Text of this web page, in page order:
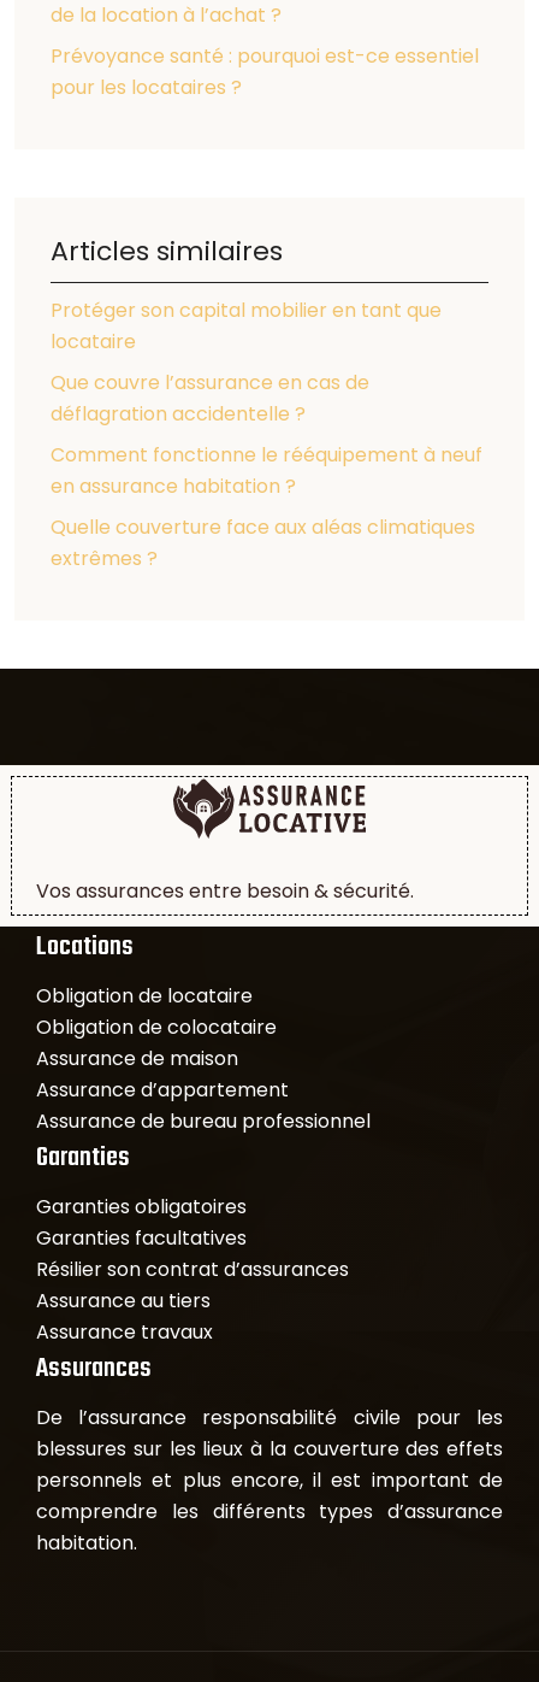
de la location à l’achat ?
Prévoyance santé : pourquoi est-ce essentiel
pour les locataires ?
Articles similaires
Protéger son capital mobilier en tant que
locataire
Que couvre l’assurance en cas de
déflagration accidentelle ?
Comment fonctionne le rééquipement à neuf
en assurance habitation ?
Quelle couverture face aux aléas climatiques
extrêmes ?
Vos assurances entre besoin & sécurité.
Locations
Obligation de locataire
Obligation de colocataire
Assurance de maison
Assurance d’appartement
Assurance de bureau professionnel
Garanties
Garanties obligatoires
Garanties facultatives
Résilier son contrat d’assurances
Assurance au tiers
Assurance travaux
Assurances
De l’assurance responsabilité civile pour les
blessures sur les lieux à la couverture des effets
personnels et plus encore, il est important de
comprendre les différents types d’assurance
habitation.